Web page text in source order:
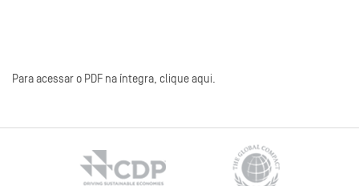
Para acessar o PDF na íntegra, clique aqui.